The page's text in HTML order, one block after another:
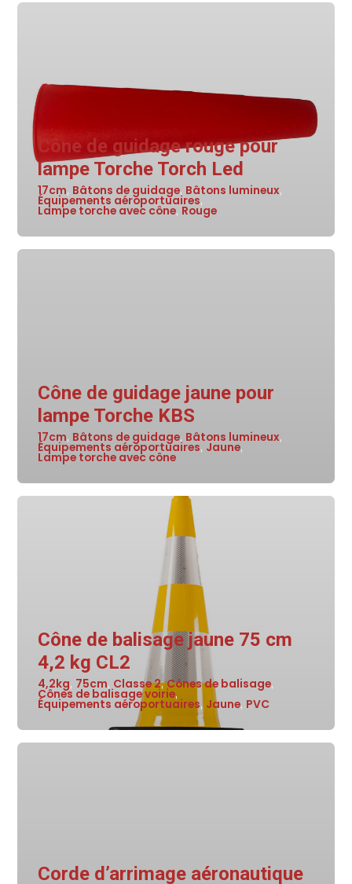
Cône de guidage rouge pour
lampe Torche Torch Led
17cm, Bâtons de guidage, Bâtons lumineux,
Équipements aéroportuaires,
Lampe torche avec cône, Rouge
Cône de guidage jaune pour
lampe Torche KBS
17cm, Bâtons de guidage, Bâtons lumineux,
Équipements aéroportuaires, Jaune,
Lampe torche avec cône
Cône de balisage jaune 75 cm
4,2 kg CL2
4,2kg, 75cm, Classe 2,Cônes de balisage,
Cônes de balisage voirie,
Équipements aéroportuaires, Jaune, PVC
Corde d’arrimage aéronautique